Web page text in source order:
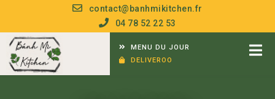
contact@banhmikitchen.fr
04 78 52 22 53
MENU DU JOUR
DELIVEROO